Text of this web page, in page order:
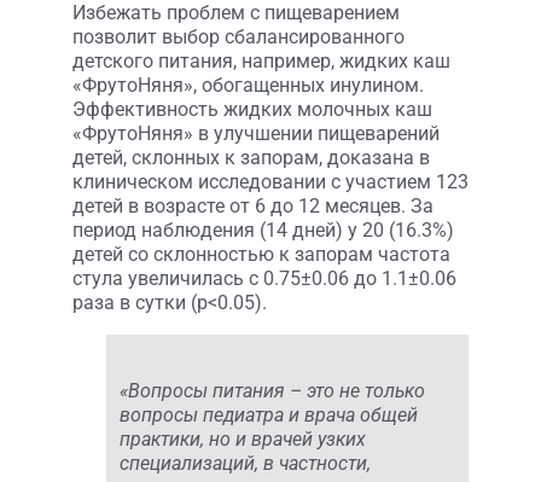
Избежать проблем с пищеварением
позволит выбор сбалансированного
детского питания, например, жидких каш
«ФрутоНяня», обогащенных инулином.
Эффективность жидких молочных каш
«ФрутоНяня» в улучшении пищеварений
детей, склонных к запорам, доказана в
клиническом исследовании с участием 123
детей в возрасте от 6 до 12 месяцев. За
период наблюдения (14 дней) у 20 (16.3%)
детей со склонностью к запорам частота
стула увеличилась с 0.75±0.06 до 1.1±0.06
раза в сутки (p<0.05).
«Вопросы питания – это не только
вопросы педиатра и врача общей
практики, но и врачей узких
специализаций, в частности,